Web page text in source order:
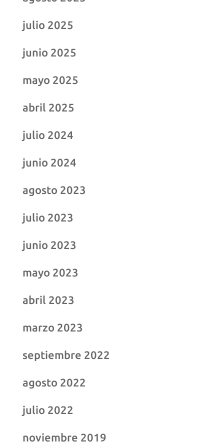
julio 2025
junio 2025
mayo 2025
abril 2025
julio 2024
junio 2024
agosto 2023
julio 2023
junio 2023
mayo 2023
abril 2023
marzo 2023
septiembre 2022
agosto 2022
julio 2022
noviembre 2019